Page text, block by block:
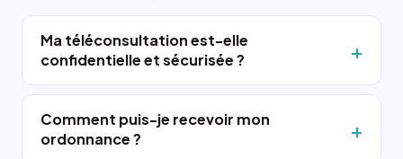
Ma téléconsultation est-elle
confidentielle et sécurisée ?
Comment puis-je recevoir mon
ordonnance ?